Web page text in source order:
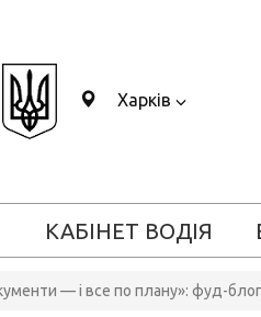
Харків
КАБІНЕТ ВОДІЯ
— і все по плану»: фуд-